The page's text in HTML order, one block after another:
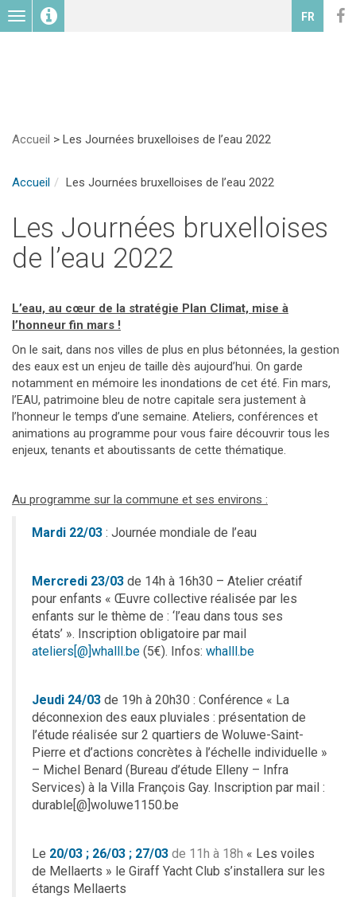
Toggle
navigation
FR
Accueil > Les Journées bruxelloises de l’eau 2022
Accueil Les Journées bruxelloises de l’eau 2022
Les Journées bruxelloises
de l’eau 2022
L’eau, au cœur de la stratégie Plan Climat, mise à
l’honneur fin mars !
On le sait, dans nos villes de plus en plus bétonnées, la gestion
des eaux est un enjeu de taille dès aujourd’hui. On garde
notamment en mémoire les inondations de cet été. Fin mars,
l’EAU, patrimoine bleu de notre capitale sera justement à
l’honneur le temps d’une semaine. Ateliers, conférences et
animations au programme pour vous faire découvrir tous les
enjeux, tenants et aboutissants de cette thématique.
Au programme sur la commune et ses environs :
Mardi 22/03 : Journée mondiale de l’eau
Mercredi 23/03 de 14h à 16h30 – Atelier créatif
pour enfants « Œuvre collective réalisée par les
enfants sur le thème de : ‘l’eau dans tous ses
états’ ». Inscription obligatoire par mail
ateliers[@]whalll.be (5€). Infos: whalll.be
Jeudi 24/03 de 19h à 20h30 : Conférence « La
déconnexion des eaux pluviales : présentation de
l’étude réalisée sur 2 quartiers de Woluwe-Saint-
Pierre et d’actions concrètes à l’échelle individuelle »
– Michel Benard (Bureau d’étude Elleny – Infra
Services) à la Villa François Gay. Inscription par mail :
durable[@]woluwe1150.be
Le 20/03 ; 26/03 ; 27/03 de 11h à 18h « Les voiles
de Mellaerts » le Giraff Yacht Club s’installera sur les
étangs Mellaerts